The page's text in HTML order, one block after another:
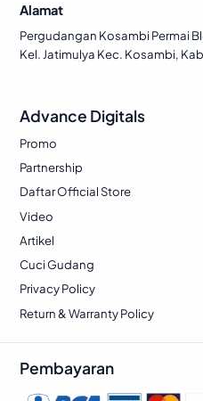
Alamat
Pergudangan Kosambi Permai
Kel. Jatimulya Kec. Kosambi,
Advance Digitals
Promo
Partnership
Daftar Official Store
Video
Artikel
Cuci Gudang
Privacy Policy
Return & Warranty Policy
Pembayaran